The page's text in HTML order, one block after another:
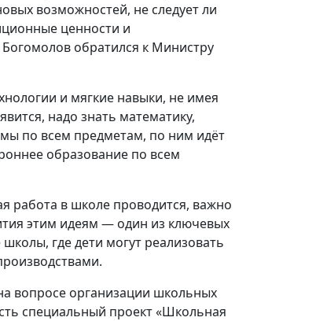
возможностей, не следует ли
ценности и
обратился к Министру
и мягкие навыки, не имея
надо знать математику,
по всем предметам, по ним идёт
образование по всем
работа в школе проводится, важно
этим идеям — один из ключевых
где дети могут реализовать
вопросе организации школьных
специальный проект «Школьная